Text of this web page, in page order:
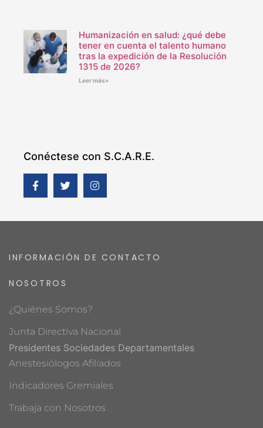
Humanización en salud: ¿qué debe
tener en cuenta el talento humano
tras la expedición de la Resolución
1315 de 2026?
Leer más»
Conéctese con S.C.A.R.E.
INFORMACIÓN DE CONTACTO
NOSOTROS
¿Quiénes Somos?
Junta Directiva Nacional
Presidentes Sociedades Departamentales
Anestesiólogos Afiliados
Indicadores Gremiales
Trabaja con Nosotros